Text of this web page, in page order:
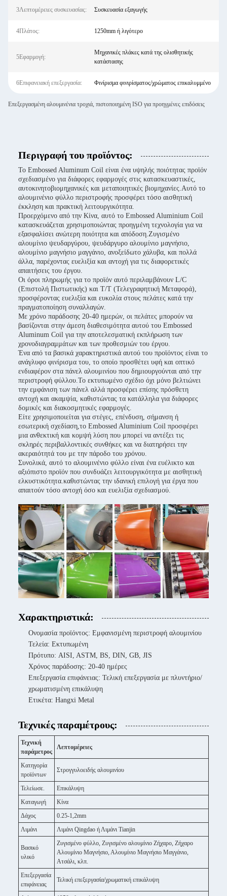
3Λεπτομέρειες συσκευασίας: Συσκευασία εξαγωγής
4Πλάτος: 1250mm ή λιγότερο
5Εφαρμογή:
Μηχανικές πλάκες κατά της ολισθητικής
κατάστασης
6Επιφανειακή επεξεργασία: Φινίρισμα φινιρίσματος/χρώματος επικαλυμμένο
Επεξεργασμένη αλουμινένια τροχιά, πιστοποιημένη ISO για προηγμένες επιδόσεις
Περιγραφή του προϊόντος:
Το Embossed Aluminum Coil είναι ένα υψηλής ποιότητας προϊόν
σχεδιασμένο για διάφορες εφαρμογές στις κατασκευαστικές,
αυτοκινητοβιομηχανικές και μεταποιητικές βιομηχανίες.Αυτό το
αλουμινένιο φύλλο περιστροφής προσφέρει τόσο αισθητική
έκκληση και πρακτική λειτουργικότητα.
Προερχόμενο από την Κίνα, αυτό το Embossed Aluminium Coil
κατασκευάζεται χρησιμοποιώντας προηγμένη τεχνολογία για να
εξασφαλίσει ανώτερη ποιότητα και απόδοση.Ζυγισμένο
αλουμίνιο ψευδαργύρου, ψευδάργυρο αλουμίνιο μαγνήσιο,
αλουμίνιο μαγνήσιο μαγγάνιο, ανοξείδωτο χάλυβα, και πολλά
άλλα, παρέχοντας ευελιξία και αντοχή για τις διαφορετικές
απαιτήσεις του έργου.
Οι όροι πληρωμής για το προϊόν αυτό περιλαμβάνουν L/C
(Επιστολή Πιστωτικής) και T/T (Τελεγραφητική Μεταφορά),
προσφέροντας ευελιξία και ευκολία στους πελάτες κατά την
πραγματοποίηση συναλλαγών.
Με χρόνο παράδοσης 20-40 ημερών, οι πελάτες μπορούν να
βασίζονται στην άμεση διαθεσιμότητα αυτού του Embossed
Aluminum Coil για την αποτελεσματική εκπλήρωση των
χρονοδιαγραμμάτων και των προθεσμιών του έργου.
Ένα από τα βασικά χαρακτηριστικά αυτού του προϊόντος είναι το
ανάγλυφο φινίρισμα του, το οποίο προσθέτει υφή και οπτικό
ενδιαφέρον στα πάνελ αλουμινίου που δημιουργούνται από την
περιστροφή φύλλου.Το εκτυπωμένο σχέδιο όχι μόνο βελτιώνει
την εμφάνιση των πάνελ αλλά προσφέρει επίσης πρόσθετη
αντοχή και ακαμψία, καθιστώντας τα κατάλληλα για διάφορες
δομικές και διακοσμητικές εφαρμογές.
Είτε χρησιμοποιείται για στέγες, επένδυση, σήμανση ή
εσωτερική σχεδίαση,το Embossed Aluminium Coil προσφέρει
μια ανθεκτική και κομψή λύση που μπορεί να αντέξει τις
σκληρές περιβαλλοντικές συνθήκες και να διατηρήσει την
ακεραιότητά του με την πάροδο του χρόνου.
Συνολικά, αυτό το αλουμινένιο φύλλο είναι ένα ευέλικτο και
αξιόπιστο προϊόν που συνδυάζει λειτουργικότητα με αισθητική
ελκυστικότητα.καθιστώντας την ιδανική επιλογή για έργα που
απαιτούν τόσο αντοχή όσο και ευελιξία σχεδιασμού.
Χαρακτηριστικά:
Ονομασία προϊόντος: Εμφανισμένη περιστροφή αλουμινίου
Τελεία: Εκτυπωμένη
Πρότυπο: AISI, ASTM, BS, DIN, GB, JIS
Χρόνος παράδοσης: 20-40 ημέρες
Επεξεργασία επιφάνειας: Τελική επεξεργασία με πλυντήριο/
χρωματισμένη επικάλυψη
Ετικέτα: Hangxi Metal
Τεχνικές παραμέτρους:
Τεχνική
παράμετρος
Λεπτομέρειες
Κατηγορία
προϊόντων
Στρογγυλοειδής αλουμινίου
Τελείωσε.
Επικάλυψη
Καταγωγή
Κίνα
Δάχος
0.25-1,2mm
Λιμάνι
Λιμάνι Qingdao ή Λιμάνι Tianjin
Βασικό
υλικό
Ζυγισμένο φύλλο, Ζυγισμένο αλουμίνιο Ζήχαρο, Ζήχαρο
Αλουμίνιο Μαγνήσιο, Αλουμίνιο Μαγνήσιο Μαγγάνιο,
Ατσάλι, κλπ.
Επεξεργασία
επιφάνειας
Τελική επεξεργασία/χρωματική επικάλυψη